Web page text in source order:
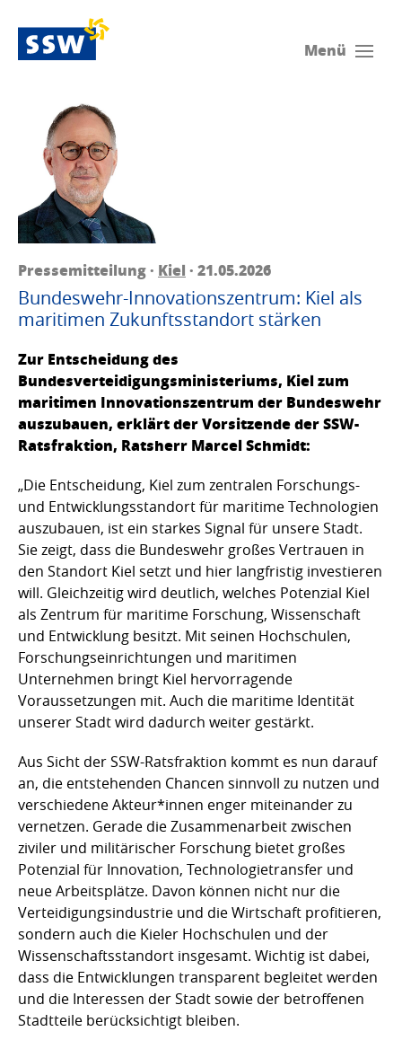
Menü
Pressemitteilung · Kiel · 21.05.2026
Bundeswehr-Innovationszentrum: Kiel als
maritimen Zukunftsstandort stärken
Zur Entscheidung des
Bundesverteidigungsministeriums, Kiel zum
maritimen Innovationszentrum der Bundeswehr
auszubauen, erklärt der Vorsitzende der SSW-
Ratsfraktion, Ratsherr Marcel Schmidt:
„Die Entscheidung, Kiel zum zentralen Forschungs-
und Entwicklungsstandort für maritime Technologien
auszubauen, ist ein starkes Signal für unsere Stadt.
Sie zeigt, dass die Bundeswehr großes Vertrauen in
den Standort Kiel setzt und hier langfristig investieren
will. Gleichzeitig wird deutlich, welches Potenzial Kiel
als Zentrum für maritime Forschung, Wissenschaft
und Entwicklung besitzt. Mit seinen Hochschulen,
Forschungseinrichtungen und maritimen
Unternehmen bringt Kiel hervorragende
Voraussetzungen mit. Auch die maritime Identität
unserer Stadt wird dadurch weiter gestärkt.
Aus Sicht der SSW-Ratsfraktion kommt es nun darauf
an, die entstehenden Chancen sinnvoll zu nutzen und
verschiedene Akteur*innen enger miteinander zu
vernetzen. Gerade die Zusammenarbeit zwischen
ziviler und militärischer Forschung bietet großes
Potenzial für Innovation, Technologietransfer und
neue Arbeitsplätze. Davon können nicht nur die
Verteidigungsindustrie und die Wirtschaft profitieren,
sondern auch die Kieler Hochschulen und der
Wissenschaftsstandort insgesamt. Wichtig ist dabei,
dass die Entwicklungen transparent begleitet werden
und die Interessen der Stadt sowie der betroffenen
Stadtteile berücksichtigt bleiben.